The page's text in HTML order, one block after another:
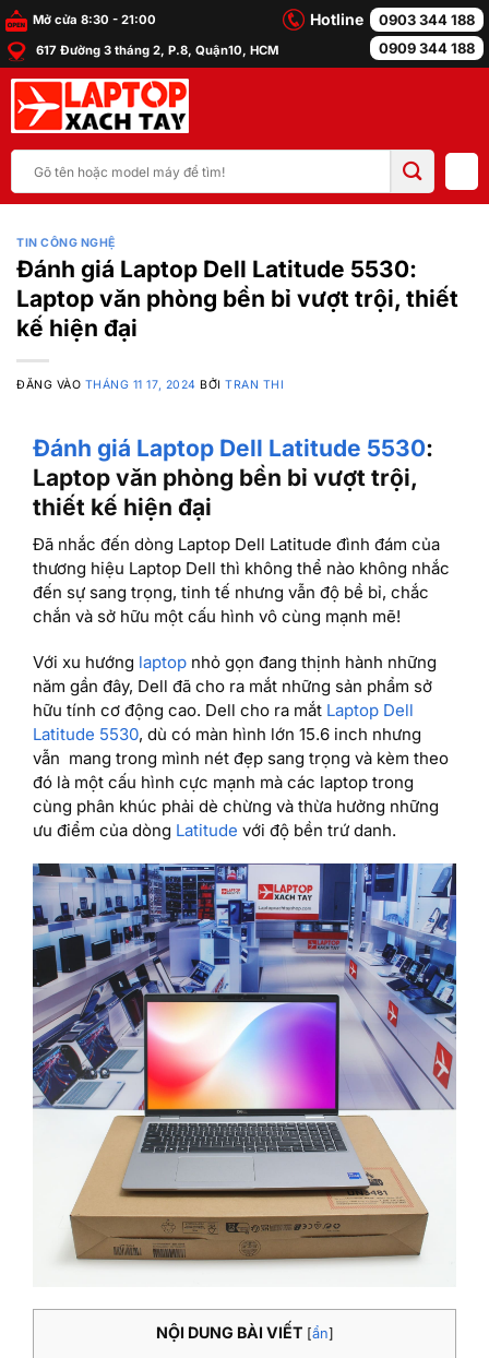
Bỏ
qua
nội
dung
Mở cửa 8:30 - 21:00
617 Đường 3 tháng 2, P.8, Quận10, HCM
Hotline
0903 344 188
0909 344 188
kiếm:
TIN CÔNG NGHỆ
Đánh giá Laptop Dell Latitude 5530:
Laptop văn phòng bền bỉ vượt trội, thiết
kế hiện đại
ĐĂNG VÀO THÁNG 11 17, 2024 BỞITRAN THI
Đánh giá Laptop Dell Latitude 5530:
Laptop văn phòng bền bỉ vượt trội,
thiết kế hiện đại
Đã nhắc đến dòng Laptop Dell Latitude đình đám của
thương hiệu Laptop Dell thì không thể nào không nhắc
đến sự sang trọng, tinh tế nhưng vẫn độ bề bỉ, chắc
chắn và sở hữu một cấu hình vô cùng mạnh mẽ!
Với xu hướng laptop nhỏ gọn đang thịnh hành những
năm gần đây, Dell đã cho ra mắt những sản phẩm sở
hữu tính cơ động cao. Dell cho ra mắt Laptop Dell
Latitude 5530, dù có màn hình lớn 15.6 inch nhưng
vẫn mang trong mình nét đẹp sang trọng và kèm theo
đó là một cấu hình cực mạnh mà các laptop trong
cùng phân khúc phải dè chừng và thừa hưởng những
ưu điểm của dòng Latitude với độ bền trứ danh.
NỘI DUNG BÀI VIẾT [ẩn]